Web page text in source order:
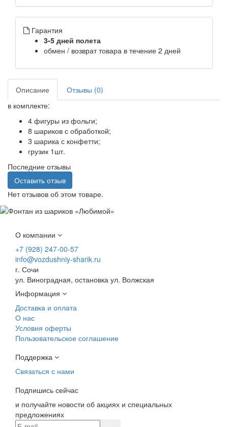
Гарантия
3-5 дней полета
обмен / возврат товара в течение 2 дней
Описание
Отзывы (0)
в комплекте:
4 фигуры из фольги;
8 шариков с обработкой;
3 шарика с конфетти;
грузик 1шт.
Последние отзывы
Оставить отзыв
Нет отзывов об этом товаре.
О компании
+7 (928) 247-00-57
info@vozdushniy-sharik.ru
г. Сочи
ул. Виноградная, остановка ул. Волжская
Информация
Доставка и оплата
О нас
Условия оферты
Пользовательское соглашение
Поддержка
Связаться с нами
Подпишись сейчас
и получайте новости об акциях и специальных
предложениях